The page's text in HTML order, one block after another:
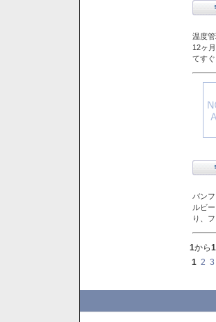
温度
12ヶ
てす
バン
ルビ
り、
1から
1 2 3